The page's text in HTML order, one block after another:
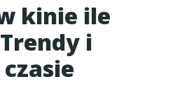
kinie ile
i